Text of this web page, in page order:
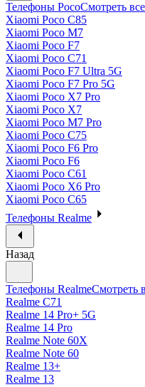
Телефоны PocoСмотреть
Xiaomi Poco C85
Xiaomi Poco M7
Xiaomi Poco F7
Xiaomi Poco C71
Xiaomi Poco F7 Ultra 5G
Xiaomi Poco F7 Pro 5G
Xiaomi Poco X7 Pro
Xiaomi Poco X7
Xiaomi Poco M7 Pro
Xiaomi Poco C75
Xiaomi Poco F6 Pro
Xiaomi Poco F6
Xiaomi Poco C61
Xiaomi Poco X6 Pro
Xiaomi Poco C65
Телефоны Realme
Назад
Телефоны RealmeСмотреть
Realme C71
Realme 14 Pro+ 5G
Realme 14 Pro
Realme Note 60X
Realme Note 60
Realme 13+
Realme 13